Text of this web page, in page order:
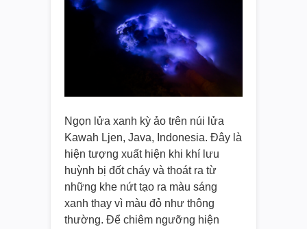
Ngọn lửa xanh kỳ ảo trên núi lửa
Kawah Ljen, Java, Indonesia. Đây là
hiện tượng xuất hiện khi khí lưu
huỳnh bị đốt cháy và thoát ra từ
những khe nứt tạo ra màu sáng
xanh thay vì màu đỏ như thông
thường. Để chiêm ngưỡng hiện